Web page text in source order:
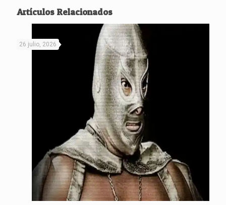
Artículos Relacionados
26 julio, 2026